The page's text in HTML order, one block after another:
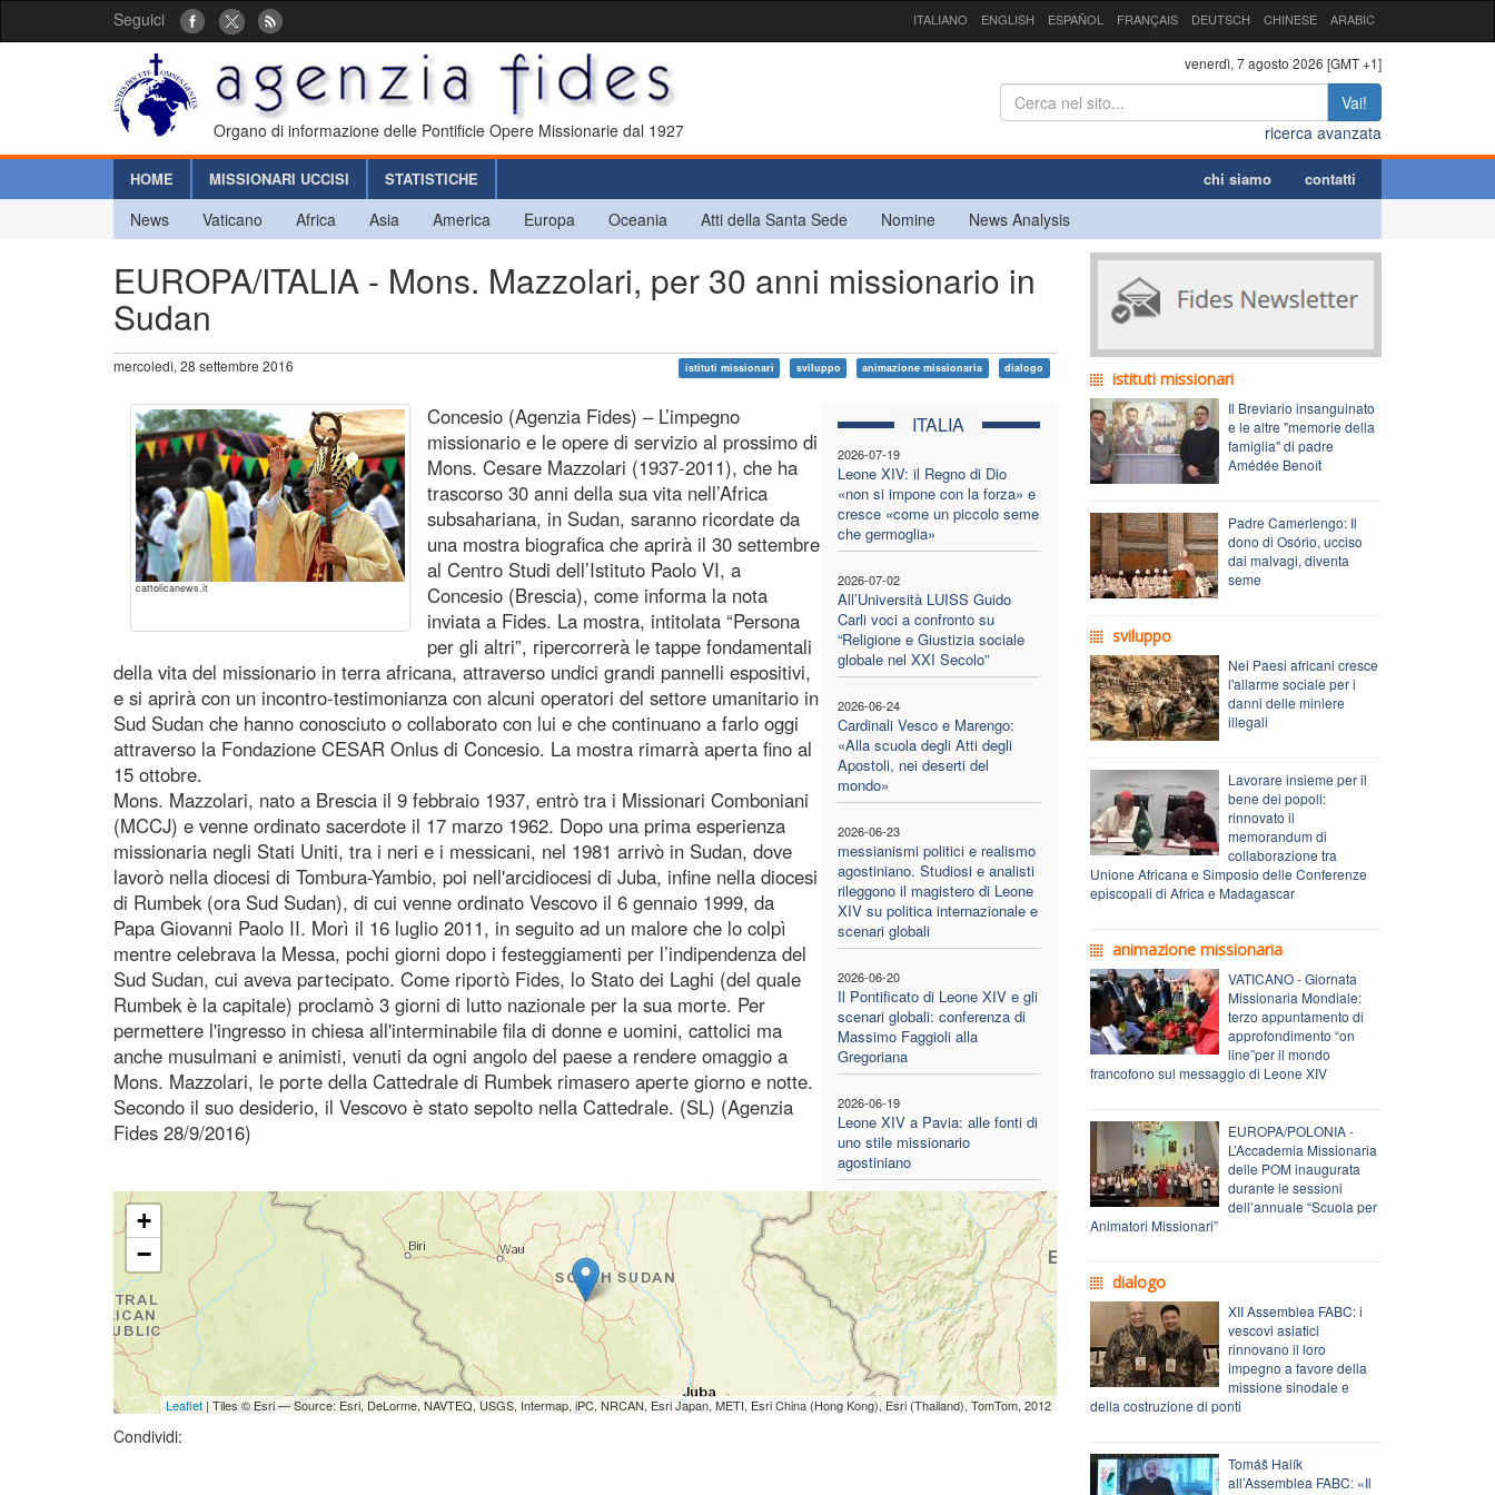
Seguici ITALIANO ENGLISH ESPAÑOL FRANÇAIS DEUTSCH CHINESE ARABIC
Organo di informazione delle Pontificie Opere Missionarie dal 1927
venerdì, 7 agosto 2026 [GMT +1]
Vai!
ricerca avanzata
HOME MISSIONARI UCCISI STATISTICHE chi siamo contatti
News Vaticano Africa Asia America Europa Oceania Atti della Santa Sede Nomine News Analysis
EUROPA/ITALIA - Mons. Mazzolari, per 30 anni missionario in
Sudan
mercoledì, 28 settembre 2016 istituti missionari sviluppo animazione missionaria dialogo
cattolicanews.it
ITALIA
2026-07-19
Leone XIV: il Regno di Dio
«non si impone con la forza» e
cresce «come un piccolo seme
che germoglia»
2026-07-02
All’Università LUISS Guido
Carli voci a confronto su
“Religione e Giustizia sociale
globale nel XXI Secolo”
2026-06-24
Cardinali Vesco e Marengo:
«Alla scuola degli Atti degli
Apostoli, nei deserti del
mondo»
2026-06-23
messianismi politici e realismo
agostiniano. Studiosi e analisti
rileggono il magistero di Leone
XIV su politica internazionale e
scenari globali
2026-06-20
Il Pontificato di Leone XIV e gli
scenari globali: conferenza di
Massimo Faggioli alla
Gregoriana
2026-06-19
Leone XIV a Pavia: alle fonti di
uno stile missionario
agostiniano
Concesio (Agenzia Fides) – L’impegno
missionario e le opere di servizio al prossimo di
Mons. Cesare Mazzolari (1937-2011), che ha
trascorso 30 anni della sua vita nell’Africa
subsahariana, in Sudan, saranno ricordate da
una mostra biografica che aprirà il 30 settembre
al Centro Studi dell’Istituto Paolo VI, a
Concesio (Brescia), come informa la nota
inviata a Fides. La mostra, intitolata “Persona
per gli altri”, ripercorrerà le tappe fondamentali
della vita del missionario in terra africana, attraverso undici grandi pannelli espositivi,
e si aprirà con un incontro-testimonianza con alcuni operatori del settore umanitario in
Sud Sudan che hanno conosciuto o collaborato con lui e che continuano a farlo oggi
attraverso la Fondazione CESAR Onlus di Concesio. La mostra rimarrà aperta fino al
15 ottobre.
Mons. Mazzolari, nato a Brescia il 9 febbraio 1937, entrò tra i Missionari Comboniani
(MCCJ) e venne ordinato sacerdote il 17 marzo 1962. Dopo una prima esperienza
missionaria negli Stati Uniti, tra i neri e i messicani, nel 1981 arrivò in Sudan, dove
lavorò nella diocesi di Tombura-Yambio, poi nell'arcidiocesi di Juba, infine nella diocesi
di Rumbek (ora Sud Sudan), di cui venne ordinato Vescovo il 6 gennaio 1999, da
Papa Giovanni Paolo II. Morì il 16 luglio 2011, in seguito ad un malore che lo colpì
mentre celebrava la Messa, pochi giorni dopo i festeggiamenti per l’indipendenza del
Sud Sudan, cui aveva partecipato. Come riportò Fides, lo Stato dei Laghi (del quale
Rumbek è la capitale) proclamò 3 giorni di lutto nazionale per la sua morte. Per
permettere l'ingresso in chiesa all'interminabile fila di donne e uomini, cattolici ma
anche musulmani e animisti, venuti da ogni angolo del paese a rendere omaggio a
Mons. Mazzolari, le porte della Cattedrale di Rumbek rimasero aperte giorno e notte.
Secondo il suo desiderio, il Vescovo è stato sepolto nella Cattedrale. (SL) (Agenzia
Fides 28/9/2016)
+
−
Leaflet| Tiles © Esri — Source: Esri, DeLorme, NAVTEQ, USGS, Intermap, iPC, NRCAN, Esri Japan, METI, Esri China (Hong Kong), Esri (Thailand), TomTom, 2012
Condividi:
istituti missionari
Il Breviario insanguinato
e le altre "memorie della
famiglia" di padre
Amédée Benoît
Padre Camerlengo: Il
dono di Osório, ucciso
dai malvagi, diventa
seme
sviluppo
Nei Paesi africani cresce
l'allarme sociale per i
danni delle miniere
illegali
Lavorare insieme per il
bene dei popoli:
rinnovato il
memorandum di
collaborazione tra
Unione Africana e Simposio delle Conferenze
episcopali di Africa e Madagascar
animazione missionaria
VATICANO - Giornata
Missionaria Mondiale:
terzo appuntamento di
approfondimento “on
line”per il mondo
francofono sul messaggio di Leone XIV
EUROPA/POLONIA -
L’Accademia Missionaria
delle POM inaugurata
durante le sessioni
dell’annuale “Scuola per
Animatori Missionari”
dialogo
XII Assemblea FABC: i
vescovi asiatici
rinnovano il loro
impegno a favore della
missione sinodale e
della costruzione di ponti
Tomáš Halík
all’Assemblea FABC: «Il